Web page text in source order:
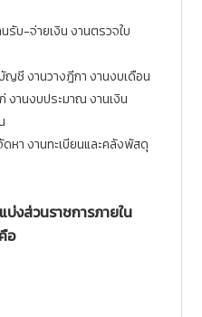
รับ-จ่ายเงิน งานตรวจใบ
ชี งานวางฎีกา งานงบเดือน
งานงบประมาณ งานเงิน
หา งานทะเบียนและคลังพัสดุ
งส่วนราชการภายใน
อ